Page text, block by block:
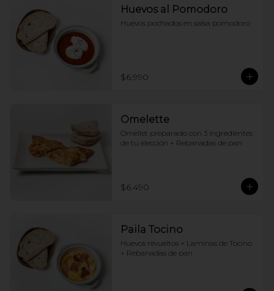
Huevos al Pomodoro
Huevos pochados en salsa pomodoro
$6.990
Omelette
Omellet preparado con 3 ingredientes
de tu elección + Rebanadas de pan
$6.490
Paila Tocino
Huevos revueltos + Laminas de Tocino
+ Rebanadas de pan